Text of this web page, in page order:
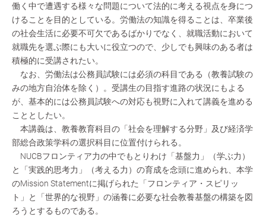
働く中で遭遇する様々な問題について法的に考える視点を身につ
けることを目的としている。労働法の知識を得ることは、卒業後
の社会生活に必要不可欠であるばかりでなく、就職活動において
就職先を選ぶ際にも大いに役立つので、少しでも興味のある者は
積極的に受講されたい。
なお、労働法は公務員試験には必須の科目である（教養試験の
みの地方自治体を除く）。受講生の目指す進路の状況にもよる
が、基本的には公務員試験への対応も視野に入れて講義を進める
こととしたい。
本講義は、教養教育科目の「社会を理解する分野」及び経済学
部総合政策学科の選択科目に位置付けられる。
NUCBフロンティア力の中でもとりわけ「基盤力」（学ぶ力）
と「実践的思考力」（考える力）の育成を念頭に進められ、本学
のMission Statementに掲げられた「フロンティア・スピリッ
ト」と「世界的な視野」の涵養に必要な社会教養基盤の構築を図
ろうとするものである。